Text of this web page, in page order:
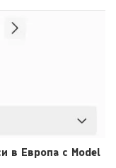
в Европа с Model